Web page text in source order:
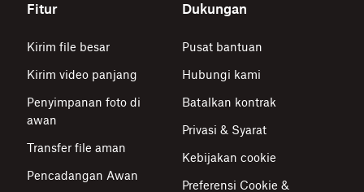
Fitur
Kirim file besar
Kirim video panjang
Penyimpanan foto di
awan
Transfer file aman
Pencadangan Awan
Dukungan
Pusat bantuan
Hubungi kami
Batalkan kontrak
Privasi & Syarat
Kebijakan cookie
Preferensi Cookie &